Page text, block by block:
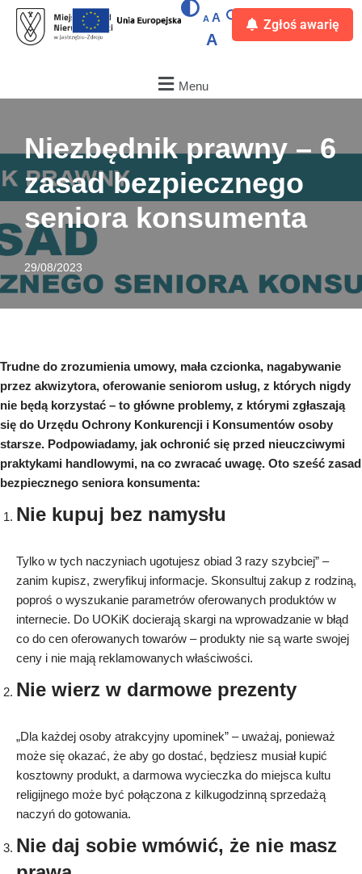
Przejdź
A A
A
Zgłoś awarię
Menu
Niezbędnik prawny – 6
zasad bezpiecznego
seniora konsumenta
29/08/2023
Trudne do zrozumienia umowy, mała czcionka, nagabywanie
przez akwizytora, oferowanie seniorom usług, z których nigdy
nie będą korzystać – to główne problemy, z którymi zgłaszają
się do Urzędu Ochrony Konkurencji i Konsumentów osoby
starsze. Podpowiadamy, jak ochronić się przed nieuczciwymi
praktykami handlowymi, na co zwracać uwagę. Oto sześć zasad
bezpiecznego seniora konsumenta:
Nie kupuj bez namysłu
Tylko w tych naczyniach ugotujesz obiad 3 razy szybciej” –
zanim kupisz, zweryfikuj informacje. Skonsultuj zakup z rodziną,
poproś o wyszukanie parametrów oferowanych produktów w
internecie. Do UOKiK docierają skargi na wprowadzanie w błąd
co do cen oferowanych towarów – produkty nie są warte swojej
ceny i nie mają reklamowanych właściwości.
Nie wierz w darmowe prezenty
„Dla każdej osoby atrakcyjny upominek” – uważaj, ponieważ
może się okazać, że aby go dostać, będziesz musiał kupić
kosztowny produkt, a darmowa wycieczka do miejsca kultu
religijnego może być połączona z kilkugodzinną sprzedażą
naczyń do gotowania.
Nie daj sobie wmówić, że nie masz